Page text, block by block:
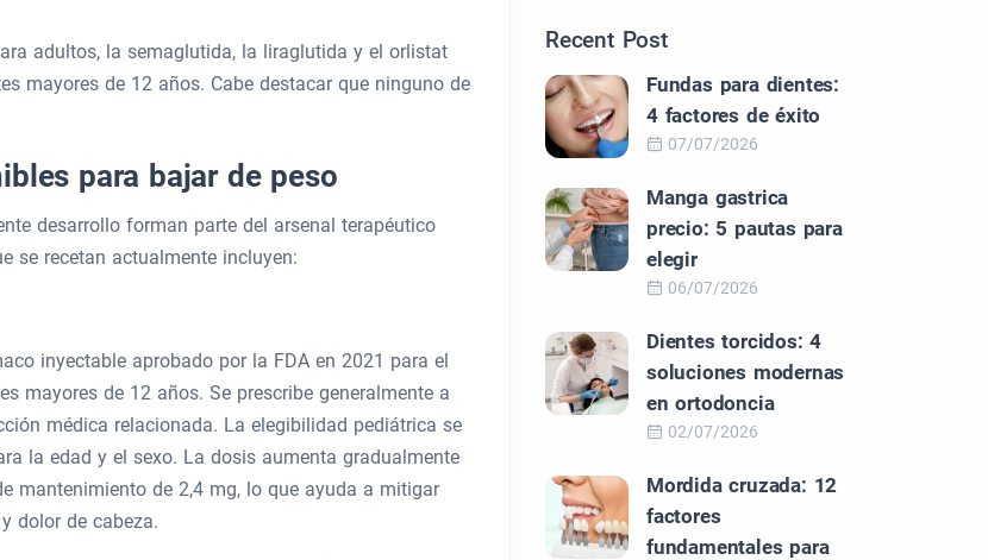
adultos, la semaglutida, la liraglutida y el orlistat
mayores de 12 años. Cabe destacar que ninguno de
para bajar de peso
desarrollo forman parte del arsenal terapéutico
se recetan actualmente incluyen:
inyectable aprobado por la FDA en 2021 para el
mayores de 12 años. Se prescribe generalmente a
médica relacionada. La elegibilidad pediátrica se
la edad y el sexo. La dosis aumenta gradualmente
mantenimiento de 2,4 mg, lo que ayuda a mitigar
dolor de cabeza.
Recent Post
Fundas para dientes:
4 factores de éxito
07/07/2026
Manga gastrica
precio: 5 pautas para
elegir
06/07/2026
Dientes torcidos: 4
soluciones modernas
en ortodoncia
02/07/2026
Mordida cruzada: 12
factores
fundamentales para